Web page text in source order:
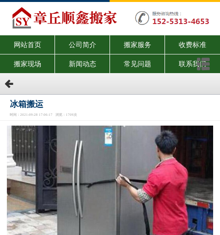
网站首页 公司简介 搬家服务 收费标准
搬家现场 新闻动态 常见问题 联系我们
冰箱搬运
时间：2021-09-28 17:06:17 浏览：1709次